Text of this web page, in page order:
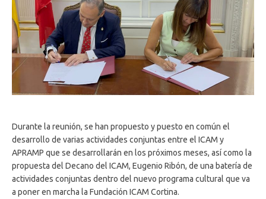
Durante la reunión, se han propuesto y puesto en común el
desarrollo de varias actividades conjuntas entre el ICAM y
APRAMP que se desarrollarán en los próximos meses, así como la
propuesta del Decano del ICAM, Eugenio Ribón, de una batería de
actividades conjuntas dentro del nuevo programa cultural que va
a poner en marcha la Fundación ICAM Cortina.